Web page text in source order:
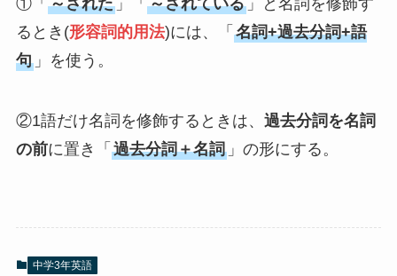
①「 ～された」「 ～されている」と名詞を修飾す
るとき(形容詞的用法)には、「 名詞+過去分詞+語
句」を使う。
②1語だけ名詞を修飾するときは、 過去分詞を名詞
の前に置き「 過去分詞＋名詞」の形にする。
中学3年英語